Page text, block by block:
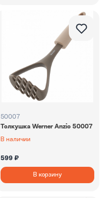
50007
Толкушка Werner Anzio 50007
В наличии
599 ₽
В корзину